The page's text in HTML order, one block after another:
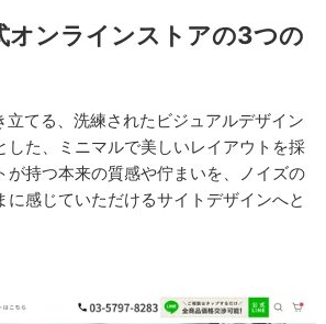
オンラインストアの3つの
立てる、洗練されたビジュアルデザイン
した、ミニマルで美しいレイアウトを採
が持つ本来の質感や佇まいを、ノイズの
に感じていただけるサイトデザインへと